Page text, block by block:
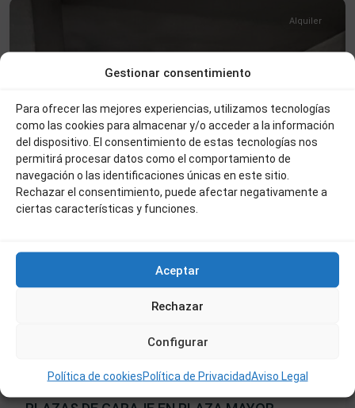
Gestionar consentimiento
Para ofrecer las mejores experiencias, utilizamos tecnologías
como las cookies para almacenar y/o acceder a la información
del dispositivo. El consentimiento de estas tecnologías nos
permitirá procesar datos como el comportamiento de
navegación o las identificaciones únicas en este sitio.
Rechazar el consentimiento, puede afectar negativamente a
ciertas características y funciones.
Aceptar
Rechazar
Configurar
Política de cookiesPolítica de PrivacidadAviso Legal
Alquiler
50 €